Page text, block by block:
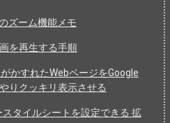
ズーム機能メモ
を再生する手順
かすれたWebページをGoogle
りクッキリ表示させる
タイルシートを設定できる 拡